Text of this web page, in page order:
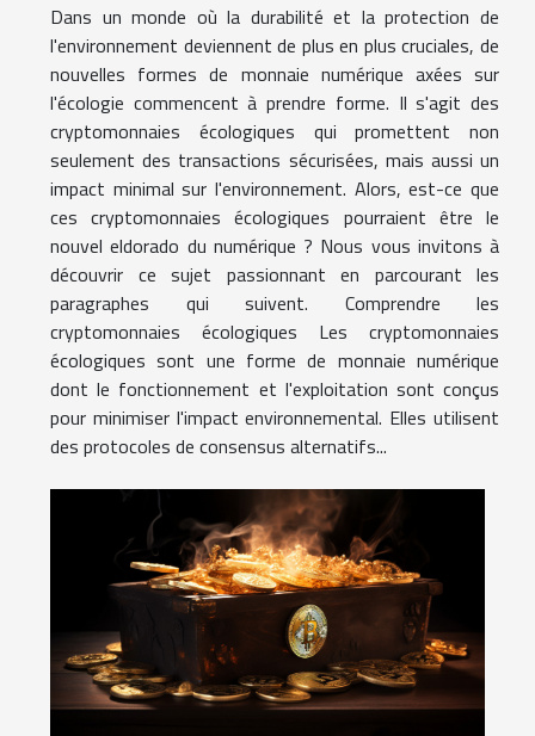
Dans un monde où la durabilité et la protection de
l'environnement deviennent de plus en plus cruciales, de
nouvelles formes de monnaie numérique axées sur
l'écologie commencent à prendre forme. Il s'agit des
cryptomonnaies écologiques qui promettent non
seulement des transactions sécurisées, mais aussi un
impact minimal sur l'environnement. Alors, est-ce que
ces cryptomonnaies écologiques pourraient être le
nouvel eldorado du numérique ? Nous vous invitons à
découvrir ce sujet passionnant en parcourant les
paragraphes qui suivent. Comprendre les
cryptomonnaies écologiques Les cryptomonnaies
écologiques sont une forme de monnaie numérique
dont le fonctionnement et l'exploitation sont conçus
pour minimiser l'impact environnemental. Elles utilisent
des protocoles de consensus alternatifs...